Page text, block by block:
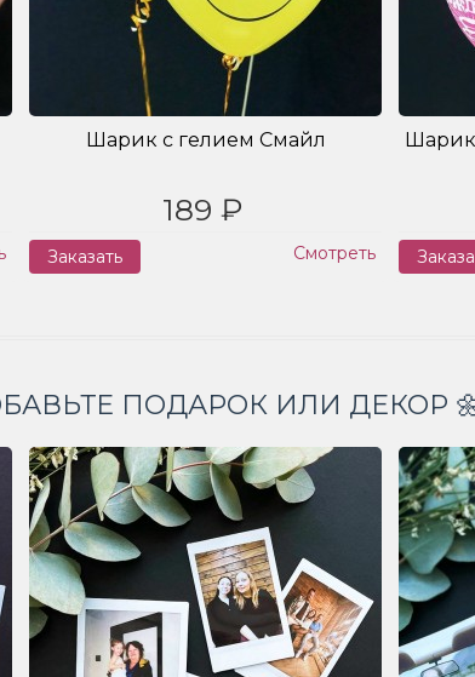
Шарик с гелием Смайл
189 ₽
Заказать Смотреть
ПОДАРОК ИЛИ ДЕКОР